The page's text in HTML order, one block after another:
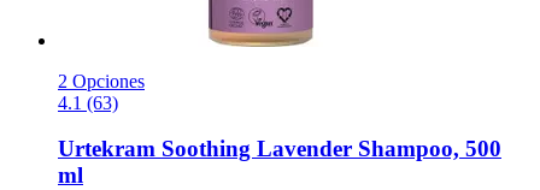
2 Opciones
4.1 (63)
Urtekram Soothing Lavender Shampoo, 500
ml